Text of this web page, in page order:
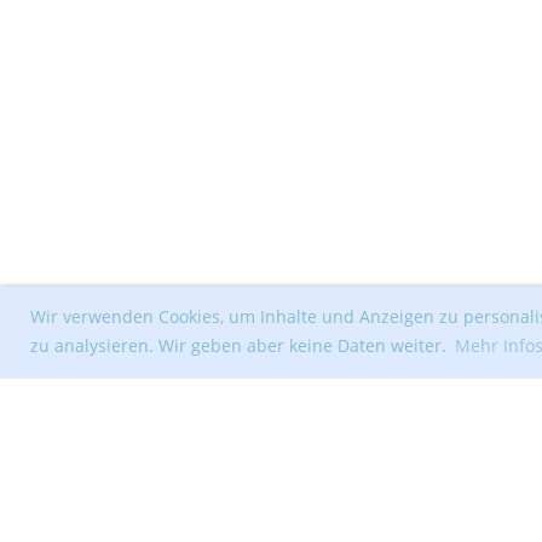
Wir verwenden Cookies, um Inhalte und Anzeigen zu
zu analysieren. Wir geben aber keine Daten weiter. Mehr Infos